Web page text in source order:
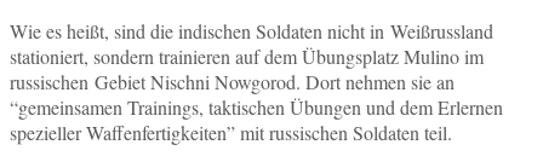
Wie es heißt, sind die indischen Soldaten nicht in Weißrussland
stationiert, sondern trainieren auf dem Übungsplatz Mulino im
russischen Gebiet Nischni Nowgorod. Dort nehmen sie an
“gemeinsamen Trainings, taktischen Übungen und dem Erlernen
spezieller Waffenfertigkeiten” mit russischen Soldaten teil.